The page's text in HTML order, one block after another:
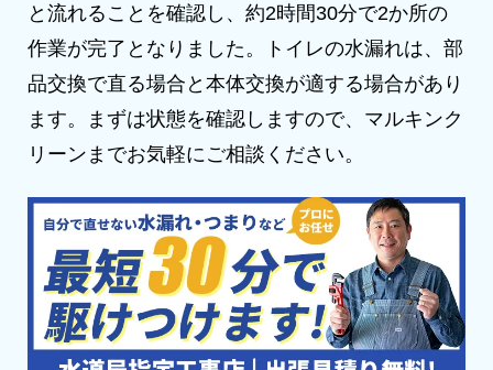
と流れることを確認し、約2時間30分で2か所の
作業が完了となりました。トイレの水漏れは、部
品交換で直る場合と本体交換が適する場合があり
ます。まずは状態を確認しますので、マルキンク
リーンまでお気軽にご相談ください。